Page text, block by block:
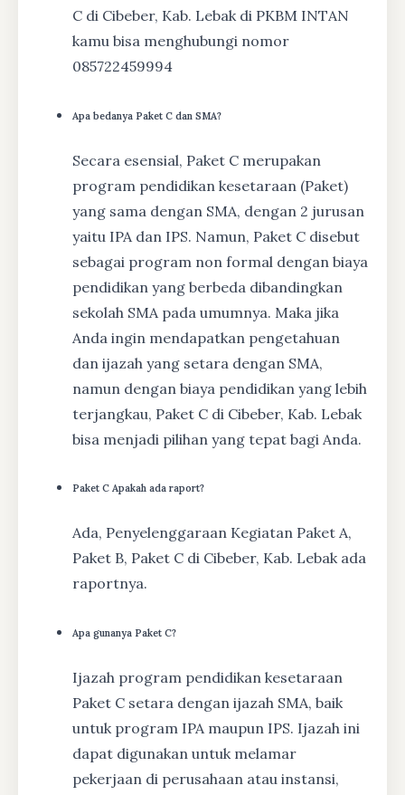
C di Cibeber, Kab. Lebak di PKBM INTAN
kamu bisa menghubungi nomor
085722459994
Apa bedanya Paket C dan SMA?
Secara esensial, Paket C merupakan
program pendidikan kesetaraan (Paket)
yang sama dengan SMA, dengan 2 jurusan
yaitu IPA dan IPS. Namun, Paket C disebut
sebagai program non formal dengan biaya
pendidikan yang berbeda dibandingkan
sekolah SMA pada umumnya. Maka jika
Anda ingin mendapatkan pengetahuan
dan ijazah yang setara dengan SMA,
namun dengan biaya pendidikan yang lebih
terjangkau, Paket C di Cibeber, Kab. Lebak
bisa menjadi pilihan yang tepat bagi Anda.
Paket C Apakah ada raport?
Ada, Penyelenggaraan Kegiatan Paket A,
Paket B, Paket C di Cibeber, Kab. Lebak ada
raportnya.
Apa gunanya Paket C?
Ijazah program pendidikan kesetaraan
Paket C setara dengan ijazah SMA, baik
untuk program IPA maupun IPS. Ijazah ini
dapat digunakan untuk melamar
pekerjaan di perusahaan atau instansi,